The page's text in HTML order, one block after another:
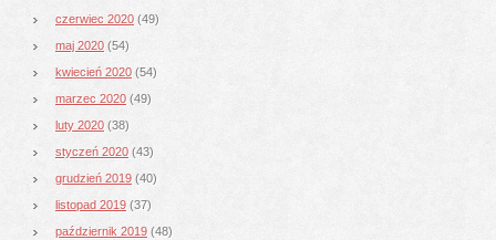
czerwiec 2020 (49)
maj 2020 (54)
kwiecień 2020 (54)
marzec 2020 (49)
luty 2020 (38)
styczeń 2020 (43)
grudzień 2019 (40)
listopad 2019 (37)
październik 2019 (48)